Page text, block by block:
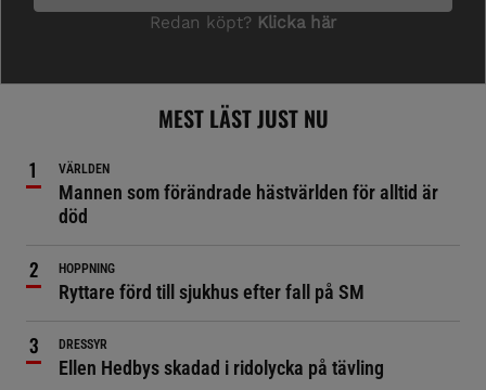
MEST LÄST JUST NU
VÄRLDEN
Mannen som förändrade hästvärlden för alltid är
död
HOPPNING
Ryttare förd till sjukhus efter fall på SM
DRESSYR
Ellen Hedbys skadad i ridolycka på tävling